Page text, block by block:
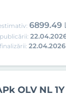
6899.49
22.04.2026
OLV NL